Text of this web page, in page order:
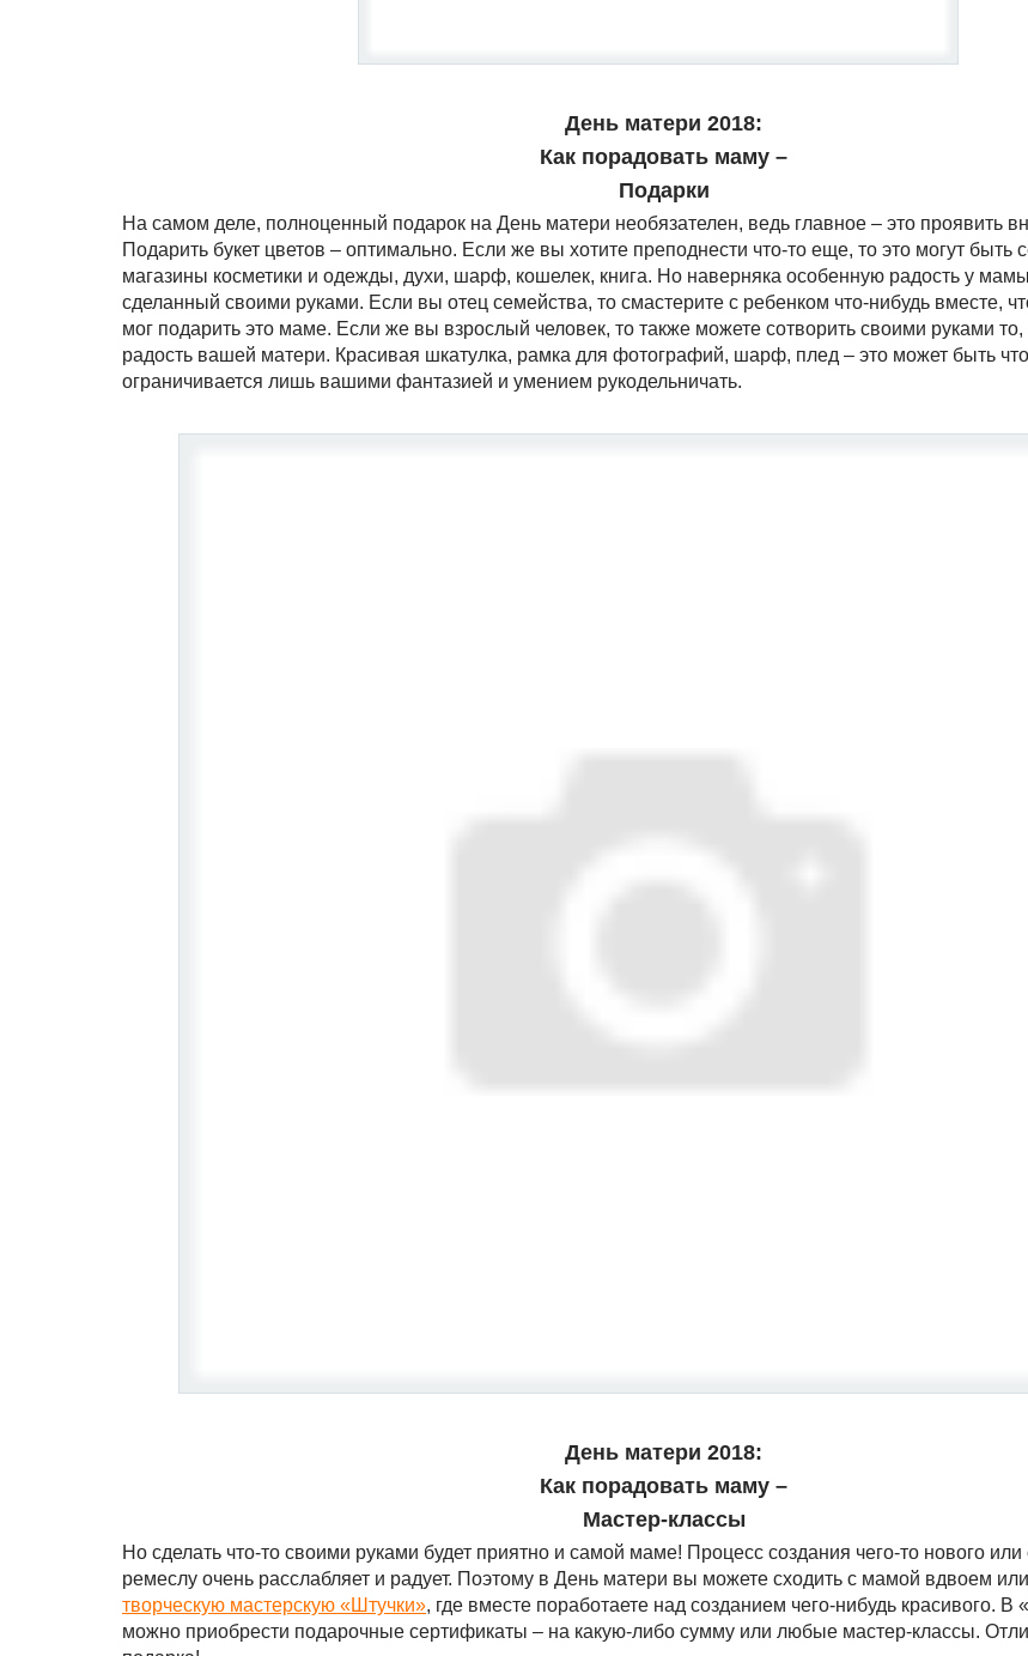
День матери 2018:
Как порадовать маму –
Подарки
На самом деле, полноценный подарок на День матери необязателен, ведь главное – это проявить
Подарить букет цветов – оптимально. Если же вы хотите преподнести что-то еще, то это могут быть
магазины косметики и одежды, духи, шарф, кошелек, книга. Но наверняка особенную радость у
сделанный своими руками. Если вы отец семейства, то смастерите с ребенком что-нибудь вместе,
мог подарить это маме. Если же вы взрослый человек, то также можете сотворить своими руками то,
радость вашей матери. Красивая шкатулка, рамка для фотографий, шарф, плед – это может быть
ограничивается лишь вашими фантазией и умением рукодельничать.
День матери 2018:
Как порадовать маму –
Мастер-классы
Но сделать что-то своими руками будет приятно и самой маме! Процесс создания чего-то нового
ремеслу очень расслабляет и радует. Поэтому в День матери вы можете сходить с мамой вдвоем
творческую мастерскую «Штучки», где вместе поработаете над созданием чего-нибудь красивого.
можно приобрести подарочные сертификаты – на какую-либо сумму или любые мастер-классы.